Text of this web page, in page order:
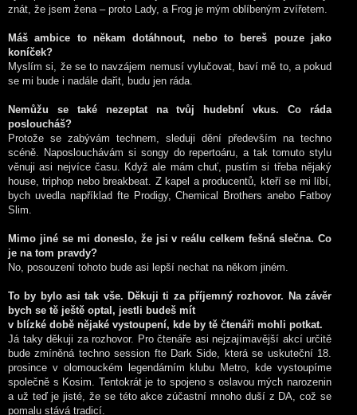
znát, že jsem žena – proto Lady, a Frog je mým oblíbeným zvířetem.
Máš ambice to někam dotáhnout, nebo to bereš pouze jako
koníček?
Myslím si, že se to navzájem nemusí vylučovat, baví mě to, a pokud
se mi bude i nadále dařit, budu jen ráda.
Nemůžu se také nezeptat na tvůj hudební vkus. Co ráda
posloucháš?
Protože se zabývám technem, sleduji dění především na techno
scéně. Naposlouchávám si songy do repertoáru, a tak tomuto stylu
věnuji asi nejvíce času. Když ale mám chuť, pustím si třeba nějaký
house, triphop nebo breakbeat. Z kapel a producentů, kteří se mi líbí,
bych uvedla například fte Prodigy, Chemical Brothers anebo Fatboy
Slim.
Mimo jiné se mi doneslo, že jsi v reálu celkem fešná slečna. Co
je na tom pravdy?
No, posouzení tohoto bude asi lepší nechat na někom jiném.
To by bylo asi tak vše. Děkuji ti za příjemný rozhovor. Na závěr
bych se tě ještě optal, jestli budeš mít
v blízké době nějaké vystoupení, kde by tě čtenáři mohli potkat.
Já taky děkuji za rozhovor. Pro čtenáře asi nejzajímavější akcí určitě
bude zmíněná techno session fte Dark Side, která se uskuteční 18.
prosince v olomouckém legendárním klubu Metro, kde vystoupíme
společně s Kosim. Tentokrát je to spojeno s oslavou mých narozenin
a už teď je jisté, že se této akce zúčastní mnoho duší z DA, což se
pomalu stává tradicí.